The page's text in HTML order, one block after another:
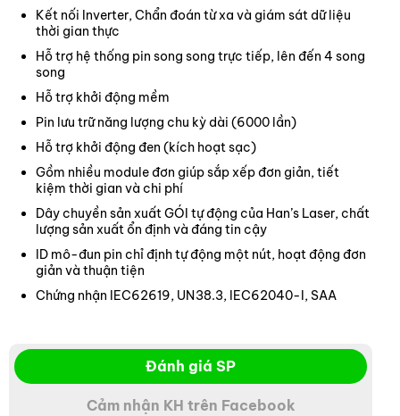
Kết nối Inverter, Chẩn đoán từ xa và giám sát dữ liệu
thời gian thực
Hỗ trợ hệ thống pin song song trực tiếp, lên đến 4 song
song
Hỗ trợ khởi động mềm
Pin lưu trữ năng lượng chu kỳ dài (6000 lần)
Hỗ trợ khởi động đen (kích hoạt sạc)
Gồm nhiều module đơn giúp sắp xếp đơn giản, tiết
kiệm thời gian và chi phí
Dây chuyền sản xuất GÓI tự động của Han’s Laser, chất
lượng sản xuất ổn định và đáng tin cậy
ID mô-đun pin chỉ định tự động một nút, hoạt động đơn
giản và thuận tiện
Chứng nhận IEC62619, UN38.3, IEC62040-I, SAA
Đánh giá SP
Cảm nhận KH trên Facebook